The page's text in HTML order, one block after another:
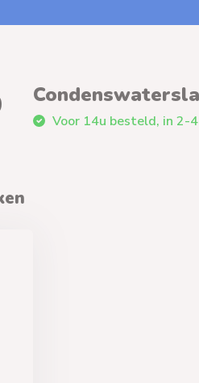
Voor 14u besteld, in 2-